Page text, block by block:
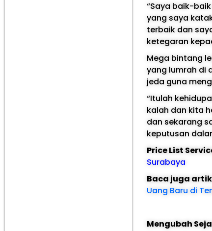
“Saya baik-
yang saya
terbaik dan
ketegaran
Mega bintang
yang lumrah di
jeda guna
“Itulah
kalah dan kita
dan sekarang
keputusan
Price List
Surabaya
Baca juga
Uang Baru di
Mengubah